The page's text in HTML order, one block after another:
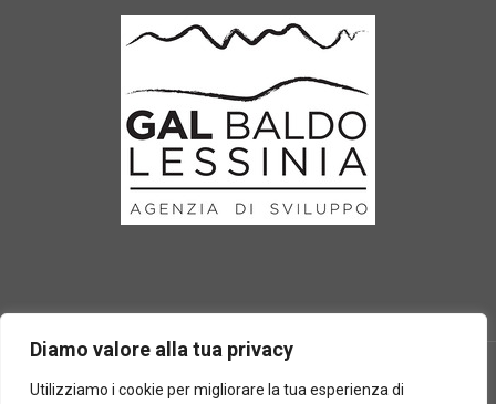
Diamo valore alla tua privacy
Utilizziamo i cookie per migliorare la tua esperienza di